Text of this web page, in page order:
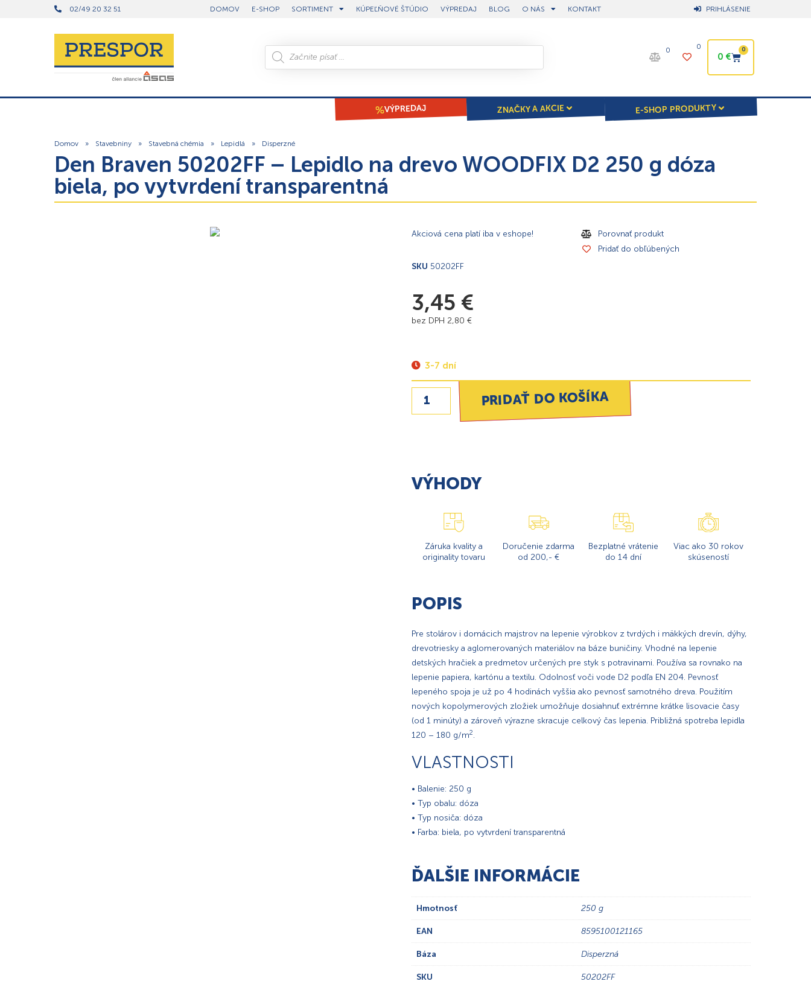
02/49 20 32 51 DOMOV E-SHOP SORTIMENT KÚPEĽŇOVÉ ŠTÚDIO VÝPREDAJ BLOG O NÁS KONTAKT PRIHLÁSENIE
0 0
0€
0
VÝPREDAJ ZNAČKY A AKCIE E-SHOP PRODUKTY
Domov » Stavebniny » Stavebná chémia » Lepidlá » Disperzné
Den Braven 50202FF – Lepidlo na drevo WOODFIX D2 250 g dóza
biela, po vytvrdení transparentná
Akciová cena platí iba v eshope!
SKU 50202FF
Porovnať produkt
Pridať do obľúbených
3,45 €
bez DPH 2,80 €
3-7 dní
PRIDAŤ DO KOŠÍKA
VÝHODY
Záruka kvality a
originality tovaru
Doručenie zdarma
od 200,- €
Bezplatné vrátenie
do 14 dní
Viac ako 30 rokov
skúseností
POPIS
Pre stolárov i domácich majstrov na lepenie výrobkov z tvrdých i mäkkých drevín, dýhy,
drevotriesky a aglomerovaných materiálov na báze buničiny. Vhodné na lepenie
detských hračiek a predmetov určených pre styk s potravinami. Používa sa rovnako na
lepenie papiera, kartónu a textilu. Odolnosť voči vode D2 podľa EN 204. Pevnosť
lepeného spoja je už po 4 hodinách vyššia ako pevnosť samotného dreva. Použitím
nových kopolymerových zložiek umožňuje dosiahnuť extrémne krátke lisovacie časy
(od 1 minúty) a zároveň výrazne skracuje celkový čas lepenia. Približná spotreba lepidla
120 – 180 g/m2.
VLASTNOSTI
• Balenie: 250 g
• Typ obalu: dóza
• Typ nosiča: dóza
• Farba: biela, po vytvrdení transparentná
ĎALŠIE INFORMÁCIE
Hmotnosť 250 g
EAN 8595100121165
Báza Disperzná
SKU 50202FF